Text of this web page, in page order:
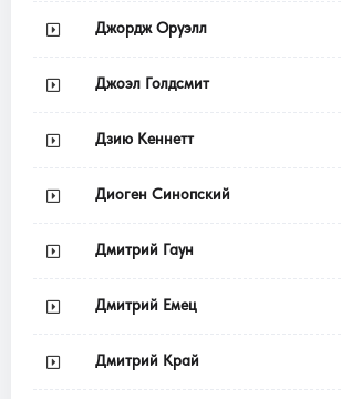
Джордж Оруэлл
Джоэл Голдсмит
Дзию Кеннетт
Диоген Синопский
Дмитрий Гаун
Дмитрий Емец
Дмитрий Край